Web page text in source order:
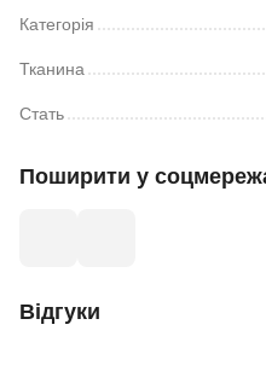
Категорія
Тканина
Стать
Поширити у
Відгуки